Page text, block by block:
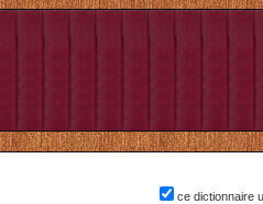
ce dictionnaire